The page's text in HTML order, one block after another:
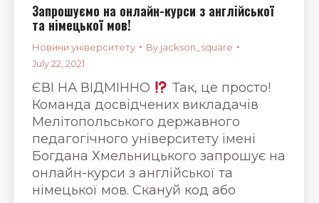
Запрошуємо на онлайн-курси з англійської
та німецької мов!
Новини університету By jackson_square
July 22, 2021
ЄВІ НА ВІДМІННО
Так, це просто!
Команда досвідчених викладачів
Мелітопольського державного
педагогічного університету імені
Богдана Хмельницького запрошує на
онлайн-курси з англійської та
німецької мов. Скануй код або